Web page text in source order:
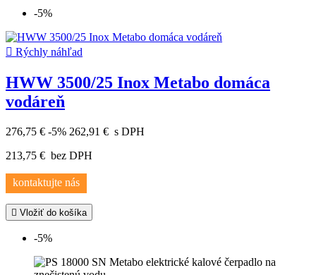
-5%
 Rýchly náhľad
HWW 3500/25 Inox Metabo domáca
vodáreň
276,75 € -5% 262,91 € s DPH
213,75 € bez DPH
kontaktujte nás
 Vložiť do košíka
-5%